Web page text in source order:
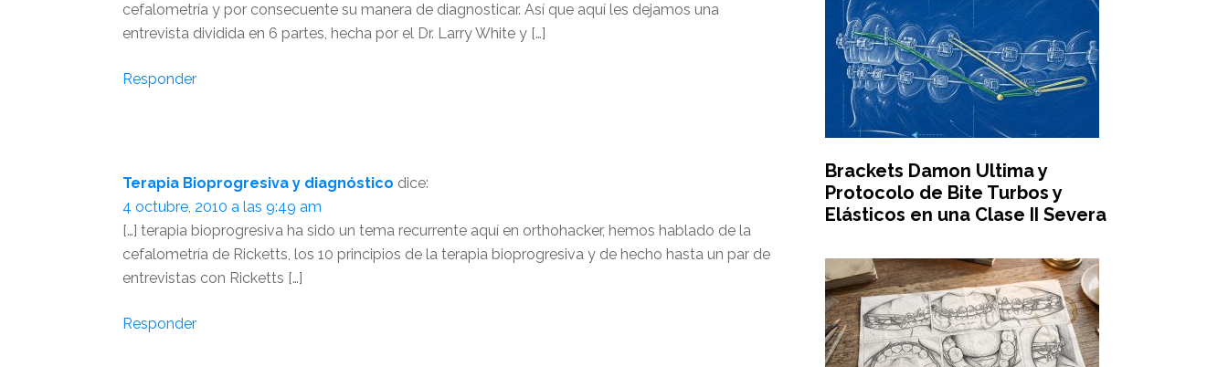
cefalometría y por consecuente su manera de diagnosticar. Así que aquí les dejamos una
entrevista dividida en 6 partes, hecha por el Dr. Larry White y […]
Responder
Terapia Bioprogresiva y diagnóstico dice:
4 octubre, 2010 a las 9:49 am
[…] terapia bioprogresiva ha sido un tema recurrente aquí en orthohacker, hemos hablado de la
cefalometría de Ricketts, los 10 principios de la terapia bioprogresiva y de hecho hasta un par de
entrevistas con Ricketts […]
Responder
Brackets Damon Ultima y
Protocolo de Bite Turbos y
Elásticos en una Clase II Severa